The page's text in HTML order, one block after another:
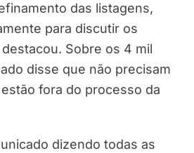
das listagens,
para discutir os
Sobre os 4 mil
disse que não precisam
fora do processo da
dizendo todas as